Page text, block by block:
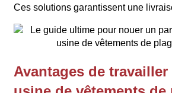
Ces solutions garantissent une
Avantages de travailler